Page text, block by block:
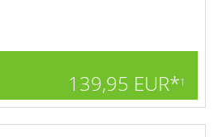
139,95 EUR*1